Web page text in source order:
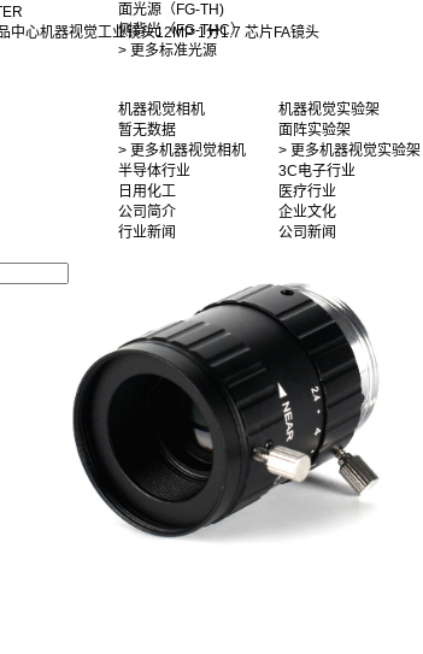
面光源（FG-TH)
侧背光（FG-THC）
> 更多标准光源
机器视觉相机
暂无数据
> 更多机器视觉相机
机器视觉实验架
面阵实验架
> 更多机器视觉实验架
半导体行业
3C电子行业
日用化工
医疗行业
公司简介
企业文化
行业新闻
公司新闻
中心机器视觉工业镜头12MP 1分1.7 芯片FA镜头